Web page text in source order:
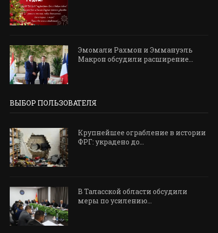
Эмомали Рахмон и Эммануэль
Макрон обсудили расширение...
ВЫБОР ПОЛЬЗОВАТЕЛЯ
Крупнейшее ограбление в истории
ФРГ: украдено до...
В Таласской области обсудили
меры по усилению...